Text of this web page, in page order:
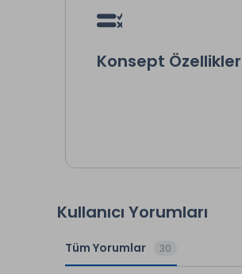
Konsept
Kullanıcı Yorumları
Tüm Yorumlar 30